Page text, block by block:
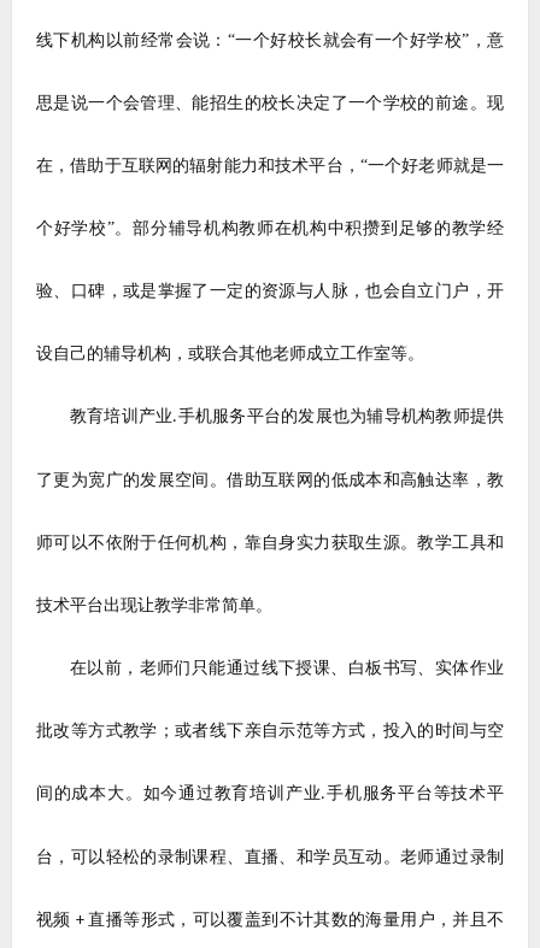
线下机构以前经常会说：“一个好校长就会有一个好学校”，意
思是说一个会管理、能招生的校长决定了一个学校的前途。现
在，借助于互联网的辐射能力和技术平台，“一个好老师就是一
个好学校”。部分辅导机构教师在机构中积攒到足够的教学经
验、口碑 ，或是掌握了一定的资源与人脉，也会自立门户，开
设自己的辅导机构，或联合其他老师成立工作室等。
教育培训产业.手机服务平台的发展也为辅导机构教师提供
了更为宽广的发展空间。借助互联网的低成本和高触达率，教
师可以不依附于任何机构，靠自身实力获取生源。教学工具和
技术平台出现让教学非常简单。
在以前，老师们只能通过线下授课、白板书写、实体作业
批改等方式教学；或者线下亲自示范等方式，投入的时间与空
间的成本大。如今通过教育培训产业.手机服务平台等技术平
台，可以轻松的录制课程、直播、和学员互动。老师通过录制
视频+直播等形式，可以覆盖到不计其数的海量用户，并且不